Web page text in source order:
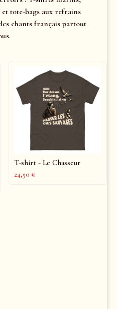
tote-bags aux refrains
chants français partout
T-shirt - Le Chasseur
24,50 €